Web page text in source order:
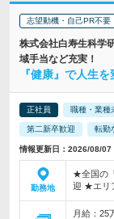
志望動機・自己PR不要
株式会社白寿生科
域手当など充実！
『健康』で人生
正社員 職種・業種
第二新卒歓迎 転勤
情報更新日：2026/08/
勤務地
★全国の
迎 ★エリ
月給：25